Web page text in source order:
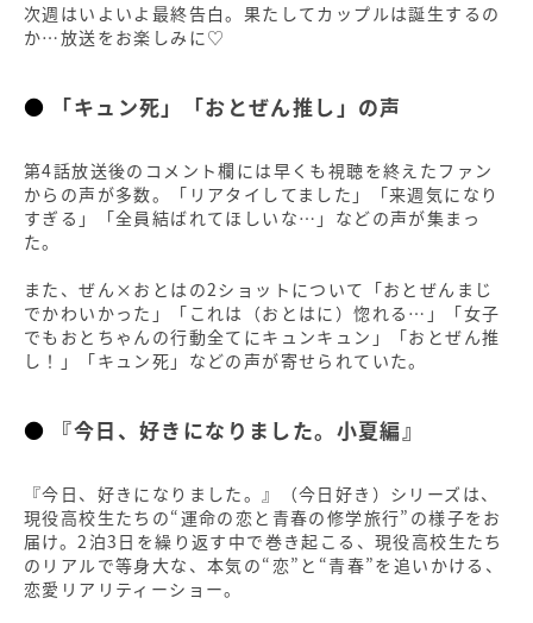
次週はいよいよ最終告白。果たしてカップルは誕生するの
か…放送をお楽しみに♡
「キュン死」「おとぜん推し」の声
第4話放送後のコメント欄には早くも視聴を終えたファン
からの声が多数。「リアタイしてました」「来週気になり
すぎる」「全員結ばれてほしいな…」などの声が集まっ
た。
また、ぜん×おとはの2ショットについて「おとぜんまじ
でかわいかった」「これは（おとはに）惚れる…」「女子
でもおとちゃんの行動全てにキュンキュン」「おとぜん推
し！」「キュン死」などの声が寄せられていた。
『今日、好きになりました。小夏編』
『今日、好きになりました。』（今日好き）シリーズは、
現役高校生たちの“運命の恋と青春の修学旅行”の様子をお
届け。2泊3日を繰り返す中で巻き起こる、現役高校生たち
のリアルで等身大な、本気の“恋”と“青春”を追いかける、
恋愛リアリティーショー。